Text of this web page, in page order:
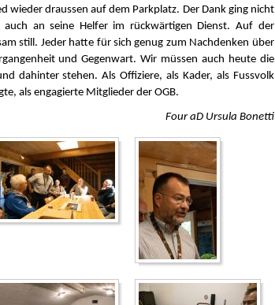
wieder draussen auf dem Parkplatz. Der Dank ging nicht
an seine Helfer im rückwärtigen Dienst. Auf der
still. Jeder hatte für sich genug zum Nachdenken über
und Gegenwart. Wir müssen auch heute die
dahinter stehen. Als Offiziere, als Kader, als Fussvolk
als engagierte Mitglieder der OGB.
Four aD Ursula Bonetti